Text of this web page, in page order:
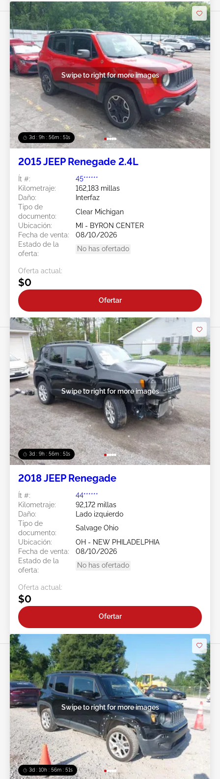
3d : 9h : 56m : 49s
Swipe to right for more images
2015 JEEP Renegade 2.4L
Ít #:
45******
Kilometraje:
162,183 millas
Daño:
Interfaz
Tipo de
documento:
Clear Michigan
Ubicación:
MI - BYRON CENTER
Fecha de venta:
08/10/2026
Estado de la
oferta:
No has ofertado
Oferta actual:
$0
Ofertar
3d : 9h : 56m : 49s
Swipe to right for more images
2018 JEEP Renegade
Ít #:
44******
Kilometraje:
92,172 millas
Daño:
Lado izquierdo
Tipo de
documento:
Salvage Ohio
Ubicación:
OH - NEW PHILADELPHIA
Fecha de venta:
08/10/2026
Estado de la
oferta:
No has ofertado
Oferta actual:
$0
Ofertar
3d : 10h : 56m : 49s
Swipe to right for more images